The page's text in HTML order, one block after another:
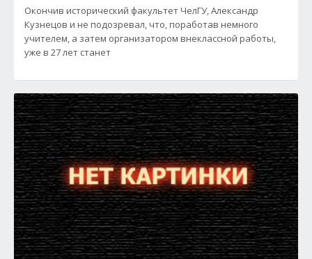
Окончив исторический факультет ЧелГУ, Александр
Кузнецов и не подозревал, что, поработав немного
учителем, а затем организатором внеклассной работы,
уже в 27 лет станет